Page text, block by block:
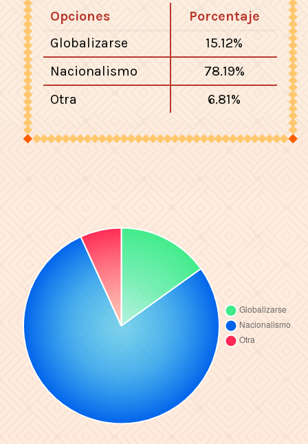
Opciones
Porcentaje
Globalizarse
15.12%
Nacionalismo
78.19%
Otra
6.81%